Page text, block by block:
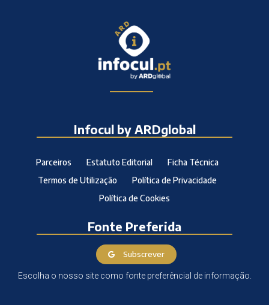
Infocul by ARDglobal
Parceiros Estatuto Editorial
Ficha Técnica
Termos de Utilização
Política de Privacidade
Política de Cookies
Fonte Preferida
Subscrever
Escolha o nosso site como fonte preferêncial de informação.